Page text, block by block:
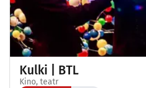
Kulki | BTL
Kino, teatr